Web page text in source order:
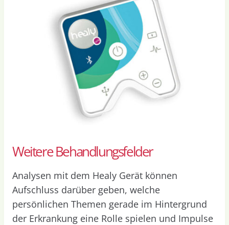
Weitere Behandlungsfelder
Analysen mit dem Healy Gerät können
Aufschluss darüber geben, welche
persönlichen Themen gerade im Hintergrund
der Erkrankung eine Rolle spielen und Impulse